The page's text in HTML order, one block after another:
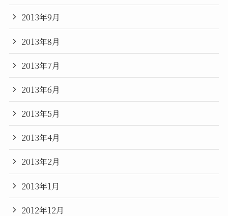
2013年9月
2013年8月
2013年7月
2013年6月
2013年5月
2013年4月
2013年2月
2013年1月
2012年12月